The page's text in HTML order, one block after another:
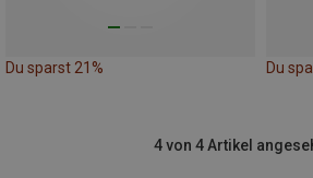
Du sparst 21% Du
4 von 4 Artikel